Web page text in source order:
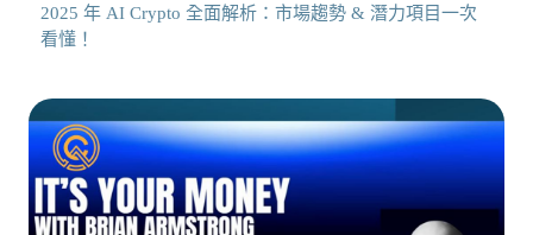
2025 年 AI Crypto 全面解析：市場趨勢 & 潛力項目一次
看懂！